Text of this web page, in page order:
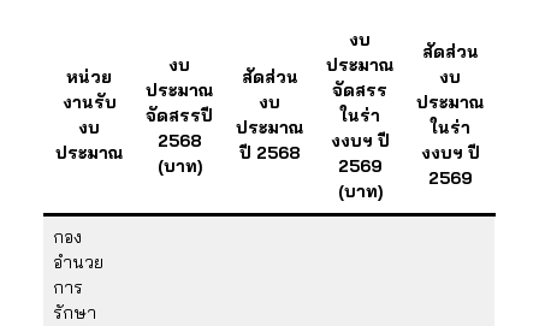
หน่วย
งานรับ
งบ
ประมาณ
งบ
ประมาณ
จัดสรรปี
2568
(บาท)
สัดส่วน
งบ
ประมาณ
ปี 2568
งบ
ประมาณ
จัดสรร
ในร่า
งงบฯ ปี
2569
(บาท)
สัดส่วน
งบ
ประมาณ
ในร่า
งงบฯ ปี
2569
กอง
อำนวย
การ
รักษา